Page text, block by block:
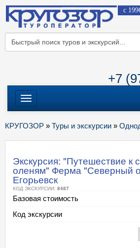
с
+7
Меню
КРУГОЗОР » Туры и экскурсии »
Экскурсия: "Путешествие к
оленям" Ферма "Северный
Егорьевск
КОД ЭКСКУРСИИ: 8487
Базовая стоимость
Код экскурсии